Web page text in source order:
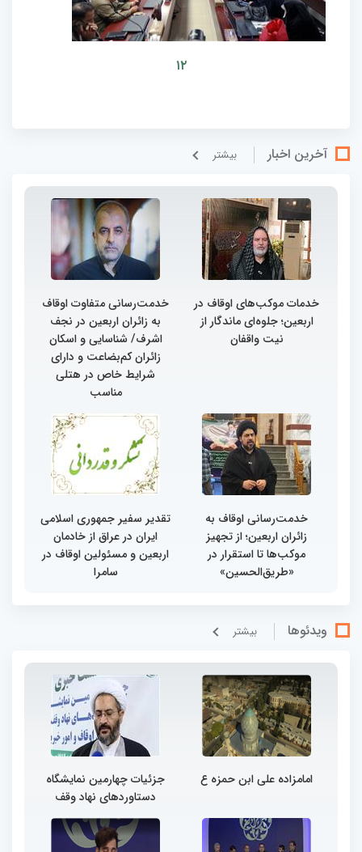
۱۲
آخرین اخبار بيشتر
خدمات موکب‌های اوقاف در
اربعین؛ جلوه‌ای ماندگار از
نیت واقفان
خدمت‌رسانی متفاوت اوقاف
به زائران اربعین در نجف
اشرف/ شناسایی و اسکان
زائران کم‌بضاعت و دارای
شرایط خاص در هتلی
مناسب
خدمت‌رسانی اوقاف به
زائران اربعین؛ از تجهیز
موکب‌ها تا استقرار در
«طریق‌الحسین»
تقدیر سفیر جمهوری اسلامی
ایران در عراق از خادمان
اربعین و مسئولین اوقاف در
سامرا
ویدئوها بيشتر
امامزاده علی ابن حمزه ع
جزئیات چهارمین نمایشگاه
دستاوردهای نهاد وقف